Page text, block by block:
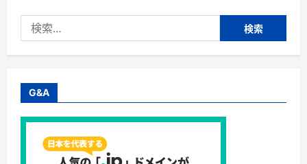
索:
G&A